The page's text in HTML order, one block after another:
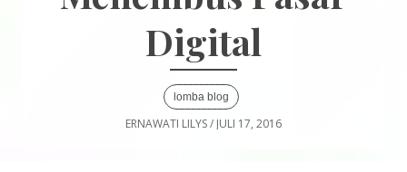
Digital
lomba blog
ERNAWATI LILYS/ JULI 17, 2016